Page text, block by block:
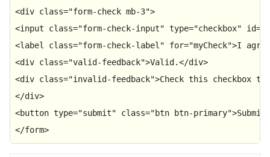
<div class="form-check mb-3">
<input class="form-check-input" type="checkbox" id=
<label class="form-check-label" for="myCheck">I
<div class="valid-feedback">Valid.</div>
<div class="invalid-feedback">Check this checkbox
</div>
<button type="submit" class="btn btn-primary">Submit
</form>